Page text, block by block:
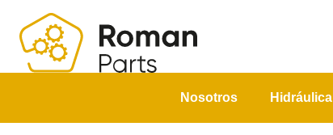
Nosotros Hidráulica